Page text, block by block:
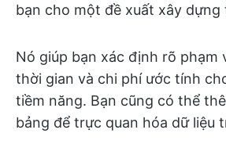
bạn cho một đề xuất xây dựng
Nó giúp bạn xác định rõ phạm
thời gian và chi phí ước tính
tiềm năng. Bạn cũng có thể
bảng để trực quan hóa dữ liệu